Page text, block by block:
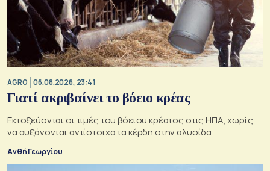
AGRO 06.08.2026, 23:41
Γιατί ακριβαίνει το βόειο κρέας
Εκτοξεύονται οι τιμές του βόειου κρέατος στις ΗΠΑ, χωρίς
να αυξάνονται αντίστοιχα τα κέρδη στην αλυσίδα
Ανθή Γεωργίου